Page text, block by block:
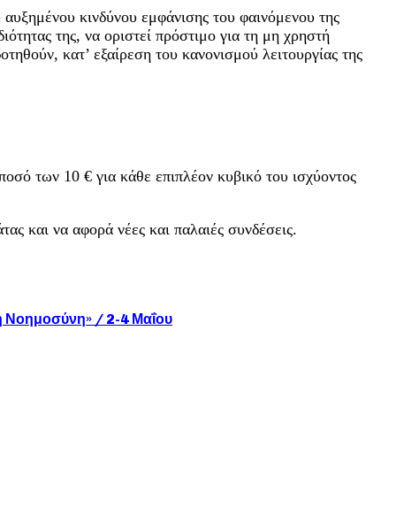
κινδύνου εμφάνισης του φαινόμενου της
της, να οριστεί πρόστιμο για τη μη χρηστή
κατ’ εξαίρεση του κανονισμού λειτουργίας της
των 10 € για κάθε επιπλέον κυβικό του ισχύοντος
και να αφορά νέες και παλαιές συνδέσεις.
Νοημοσύνη» / 2-4 Μαΐου